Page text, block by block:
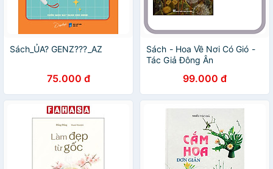
Sách_ỦA? GENZ???_AZ
75.000 đ
Sách - Hoa Về Nơi Có Gió -
Tác Giả Đông Ân
99.000 đ